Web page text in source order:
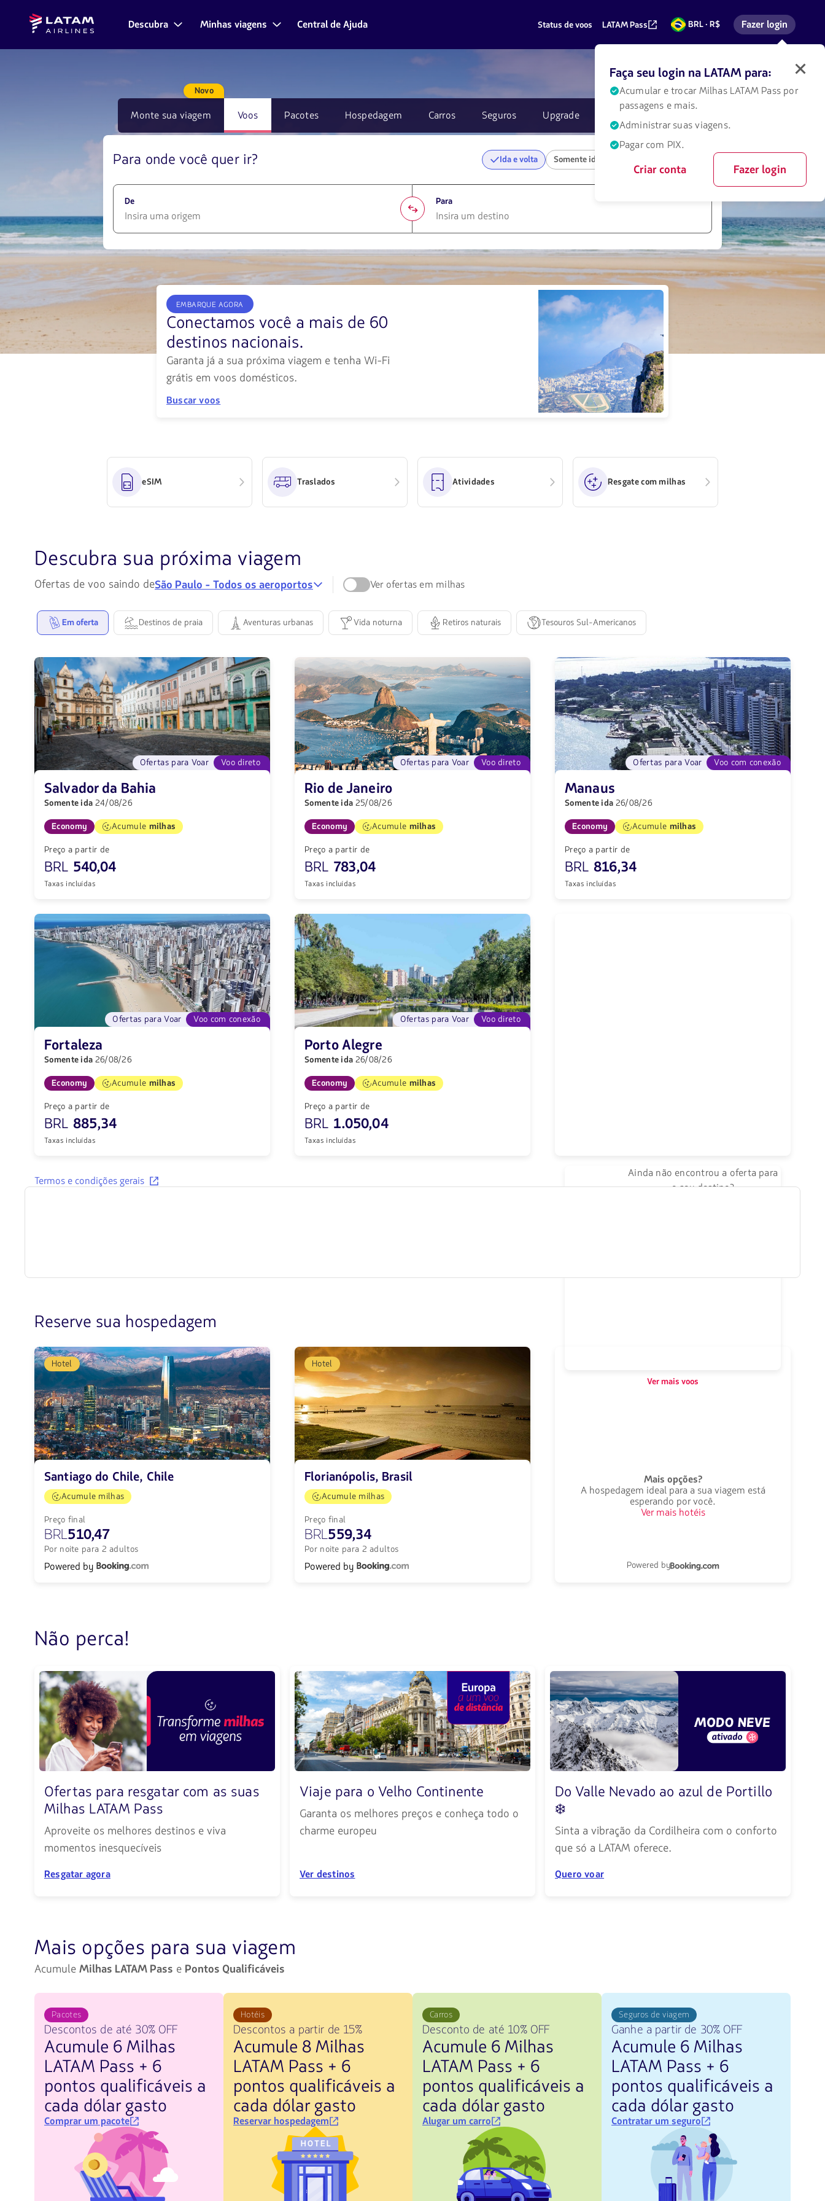
conteúdo
principal.
compra
Navegação
seções
Latam
Airlines
Descubra Minhas viagens Central de Ajuda Status de voos LATAM Pass BRL · R$
Reais Entrar na minha
Fazer login
Faça
login
LATAM
para
obter
diversos
Faça seu login na LATAM para:
Acumular e trocar Milhas LATAM Pass por
passagens e mais.
Administrar suas viagens.
Pagar com PIX.
Criar conta Fazer login
Novo
Monte sua viagem Voos Pacotes Hospedagem Carros Seguros Upgrade eSIM
Para onde você quer ir? Ida e volta Somente ida
De
1580
disponibles.
Usa
las
flechas
para
navegar
Para
1580
opciones
disponibles.
Usa
EMBARQUE AGORA
Conectamos você a mais de 60
destinos nacionais.
Garanta já a sua próxima viagem e tenha Wi-Fi
grátis em voos domésticos.
Buscar voos
eSIM Traslados Atividades Resgate com milhas
Descubra sua próxima viagem
sua
próxima
viagem:
encontre
ofertas
para
um
novo
destino
Ofertas de voo saindo deSão Paulo - Todos os aeroportos Ver ofertas em milhas
Em oferta Destinos de praia Aventuras urbanas Vida noturna Retiros naturais Tesouros Sul-Americanos
Voo direto
Ofertas para Voar
Salvador da Bahia
Somente ida 24/08/26
Economy
Acumule milhas
Preço a partir de
BRL 540,04
Taxas incluídas
Voo direto
Ofertas para Voar
Rio de Janeiro
Somente ida 25/08/26
Economy
Acumule milhas
Preço a partir de
BRL 783,04
Taxas incluídas
Voo com conexão
Ofertas para Voar
Manaus
Somente ida 26/08/26
Economy
Acumule milhas
Preço a partir de
BRL 816,34
Taxas incluídas
Voo com conexão
Ofertas para Voar
Fortaleza
Somente ida 26/08/26
Economy
Acumule milhas
Preço a partir de
BRL 885,34
Taxas incluídas
Voo direto
Ofertas para Voar
Porto Alegre
Somente ida 26/08/26
Economy
Acumule milhas
Preço a partir de
BRL 1.050,04
Taxas incluídas
Ainda não encontrou a oferta para
o seu destino?
Ver mais voos
Conhecer
os
Termos e condições gerais
Reserve sua hospedagem
Hotel
Santiago do Chile, Chile
Acumule milhas
Preço final
BRL510,47
Por noite para 2 adultos
Powered by
Hotel
Florianópolis, Brasil
Acumule milhas
Preço final
BRL559,34
Por noite para 2 adultos
Powered by
Mais opções?
A hospedagem ideal para a sua viagem está
esperando por você.
Ver mais hotéis
Powered by
Não perca!
Ofertas para resgatar com as suas
Milhas LATAM Pass
Aproveite os melhores destinos e viva
momentos inesquecíveis
Resgatar agora
Viaje para o Velho Continente
Garanta os melhores preços e conheça todo o
charme europeu
Ver destinos
Do Valle Nevado ao azul de Portillo
❄️
Sinta a vibração da Cordilheira com o conforto
que só a LATAM oferece.
Quero voar
Mais opções para sua viagem
Acumule Milhas LATAM Pass e Pontos Qualificáveis
Pacotes
Descontos de até 30% OFF
Acumule 6 Milhas
LATAM Pass + 6
pontos qualificáveis a
cada dólar gasto
Comprar um pacote
Hotéis
Descontos a partir de 15%
Acumule 8 Milhas
LATAM Pass + 6
pontos qualificáveis a
cada dólar gasto
Reservar hospedagem
Carros
Desconto de até 10% OFF
Acumule 6 Milhas
LATAM Pass + 6
pontos qualificáveis a
cada dólar gasto
Alugar um carro
Seguros de viagem
Ganhe a partir de 30% OFF
Acumule 6 Milhas
LATAM Pass + 6
pontos qualificáveis a
cada dólar gasto
Contratar um seguro